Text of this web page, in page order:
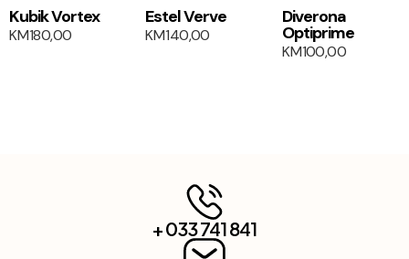
Kubik Vortex
KM180,00
Estel Verve
KM140,00
Diverona
Optiprime
KM100,00
+ 033 741 841